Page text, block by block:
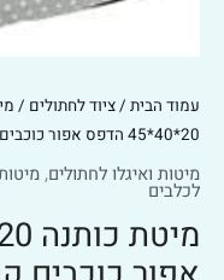
עמוד הבית/ציוד לחתולים/
45*40*20 הדפס אפור כוכבים קטנים
מיטות ואיגלו לחתולים,מיטות
לכלבים
קטנים